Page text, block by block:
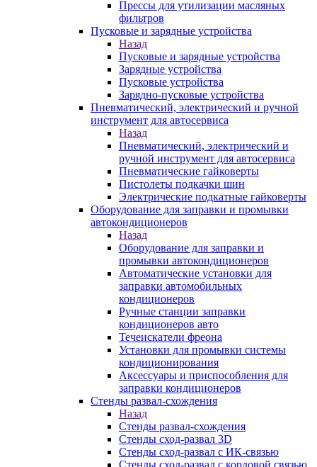
Прессы для утилизации масляных
фильтров
Пусковые и зарядные устройства
Назад
Пусковые и зарядные устройства
Зарядные устройства
Пусковые устройства
Зарядно-пусковые устройства
Пневматический, электрический и ручной
инструмент для автосервиса
Назад
Пневматический, электрический и
ручной инструмент для автосервиса
Пневматические гайковерты
Пистолеты подкачки шин
Электрические подкатные гайковерты
Оборудование для заправки и промывки
автокондиционеров
Назад
Оборудование для заправки и
промывки автокондиционеров
Автоматические установки для
заправки автомобильных
кондиционеров
Ручные станции заправки
кондиционеров авто
Течеискатели фреона
Установки для промывки системы
кондиционирования
Аксессуары и приспособления для
заправки кондиционеров
Стенды развал-схождения
Назад
Стенды развал-схождения
Стенды сход-развал 3D
Стенды сход-развал с ИК-связью
Стенды сход-развал с кордовой связью